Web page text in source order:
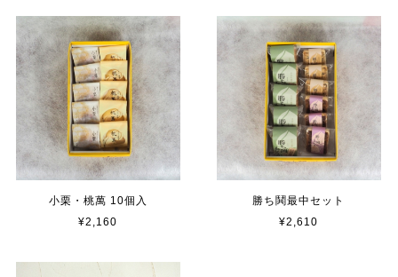
小栗・桃萬 10個入
¥2,160
勝ち鬨最中セット
¥2,610